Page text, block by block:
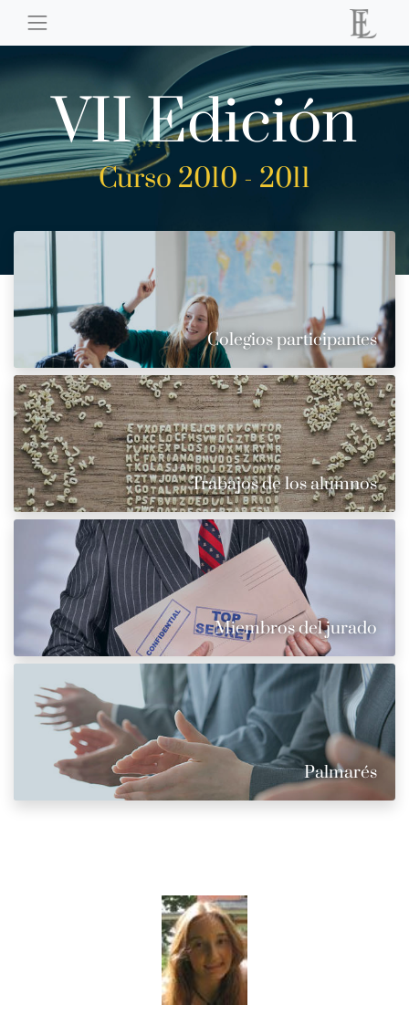
VII Edición
Curso 2010 - 2011
Colegios participantes
Trabajos de los alumnos
Miembros del jurado
Palmarés